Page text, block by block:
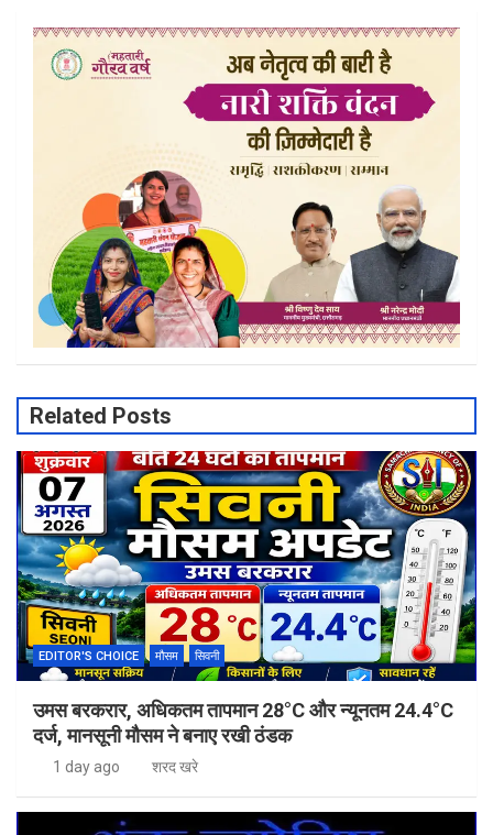
Related Posts
EDITOR'S CHOICE मौसम सिवनी
उमस बरकरार, अधिकतम तापमान 28°C और न्यूनतम 24.4°C
दर्ज, मानसूनी मौसम ने बनाए रखी ठंडक
1 day ago शरद खरे